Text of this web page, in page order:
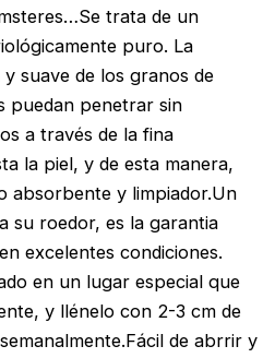
trata de un
puro. La
suave de los granos de
puedan penetrar sin
a través de la fina
la piel, y de esta manera,
absorbente y limpiador.Un
su roedor, es la garantia
excelentes condiciones.
en un lugar especial que
y llénelo con 2-3 cm de
de abrrir y